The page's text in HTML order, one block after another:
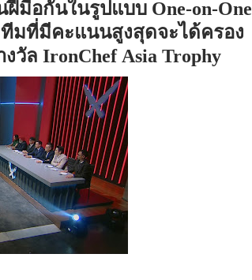
ฝีมือกันในรูปแบบ One-on-One
มที่มีคะแนนสูงสุดจะได้ครอง
งวัล IronChefAsia Trophy